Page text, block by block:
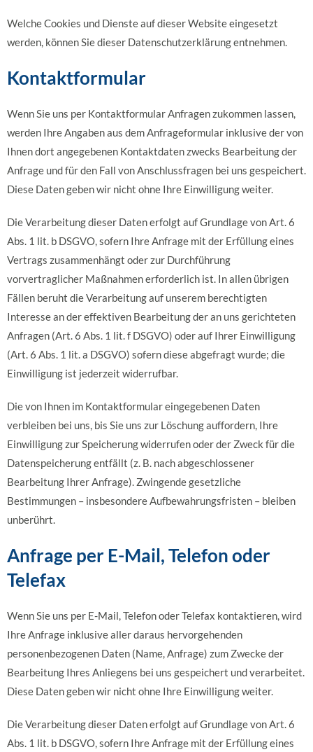
Welche Cookies und Dienste auf dieser Website eingesetzt
werden, können Sie dieser Datenschutzerklärung entnehmen.
Kontaktformular
Wenn Sie uns per Kontaktformular Anfragen zukommen lassen,
werden Ihre Angaben aus dem Anfrageformular inklusive der von
Ihnen dort angegebenen Kontaktdaten zwecks Bearbeitung der
Anfrage und für den Fall von Anschlussfragen bei uns gespeichert.
Diese Daten geben wir nicht ohne Ihre Einwilligung weiter.
Die Verarbeitung dieser Daten erfolgt auf Grundlage von Art. 6
Abs. 1 lit. b DSGVO, sofern Ihre Anfrage mit der Erfüllung eines
Vertrags zusammenhängt oder zur Durchführung
vorvertraglicher Maßnahmen erforderlich ist. In allen übrigen
Fällen beruht die Verarbeitung auf unserem berechtigten
Interesse an der effektiven Bearbeitung der an uns gerichteten
Anfragen (Art. 6 Abs. 1 lit. f DSGVO) oder auf Ihrer Einwilligung
(Art. 6 Abs. 1 lit. a DSGVO) sofern diese abgefragt wurde; die
Einwilligung ist jederzeit widerrufbar.
Die von Ihnen im Kontaktformular eingegebenen Daten
verbleiben bei uns, bis Sie uns zur Löschung auffordern, Ihre
Einwilligung zur Speicherung widerrufen oder der Zweck für die
Datenspeicherung entfällt (z. B. nach abgeschlossener
Bearbeitung Ihrer Anfrage). Zwingende gesetzliche
Bestimmungen – insbesondere Aufbewahrungsfristen – bleiben
unberührt.
Anfrage per E-Mail, Telefon oder
Telefax
Wenn Sie uns per E-Mail, Telefon oder Telefax kontaktieren, wird
Ihre Anfrage inklusive aller daraus hervorgehenden
personenbezogenen Daten (Name, Anfrage) zum Zwecke der
Bearbeitung Ihres Anliegens bei uns gespeichert und verarbeitet.
Diese Daten geben wir nicht ohne Ihre Einwilligung weiter.
Die Verarbeitung dieser Daten erfolgt auf Grundlage von Art. 6
Abs. 1 lit. b DSGVO, sofern Ihre Anfrage mit der Erfüllung eines